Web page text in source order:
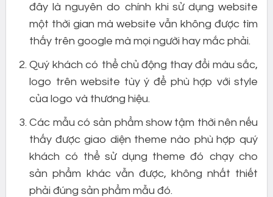
đây là nguyên do chính khi sử dụng website
một thời gian mà website vẫn không được tìm
thấy trên google mà mọi người hay mắc phải.
Quý khách có thể chủ động thay đổi màu sắc,
logo trên website tùy ý để phù hợp với style
của logo và thương hiệu.
Các mẫu có sản phẩm show tậm thời nên nếu
thấy được giao diện theme nào phù hợp quý
khách có thể sử dụng theme đó chạy cho
sản phẩm khác vẫn được, không nhất thiết
phải đúng sản phẩm mẫu đó.